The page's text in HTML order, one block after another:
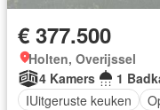
€ 377.500
Holten, Overijssel
4 Kamers
1
IUitgeruste keuken